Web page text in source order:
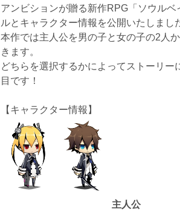
アンビションが贈る新作RPG「ソウル
ルとキャラクター情報を公開いたしまし
本作では主人公を男の子と女の子の2人
きます。
どちらを選択するかによってストーリ
目です！
【キャラクター情報】
主人公